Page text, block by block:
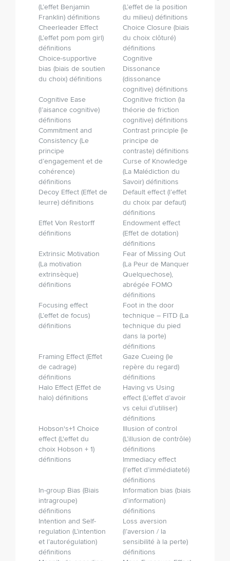
(L’effet Benjamin
Franklin) définitions
(L’effet de la position
du milieu) définitions
Cheerleader Effect
(L’effet pom pom girl)
définitions
Choice Closure (biais
du choix clôturé)
définitions
Choice-supportive
bias (biais de soutien
du choix) définitions
Cognitive
Dissonance
(dissonance
cognitive) définitions
Cognitive Ease
(l’aisance cognitive)
définitions
Cognitive friction (la
théorie de friction
cognitive) définitions
Commitment and
Consistency (Le
principe
d’engagement et de
cohérence)
définitions
Contrast principle (le
principe de
contraste) définitions
Curse of Knowledge
(La Malédiction du
Savoir) définitions
Decoy Effect (Effet de
leurre) définitions
Default effect (l’effet
du choix par defaut)
définitions
Effet Von Restorff
définitions
Endowment effect
(Effet de dotation)
définitions
Extrinsic Motivation
(La motivation
extrinsèque)
définitions
Fear of Missing Out
(La Peur de Manquer
Quelque­chose),
abrégée FOMO
définitions
Focusing effect
(L’effet de focus)
définitions
Foot in the door
technique – FITD (La
technique du pied
dans la porte)
définitions
Framing Effect (Effet
de cadrage)
définitions
Gaze Cueing (le
repère du regard)
définitions
Halo Effect (Effet de
halo) définitions
Having vs Using
effect (L’effet d’avoir
vs celui d’utiliser)
définitions
Hobson's+1 Choice
effect (L'effet du
choix Hobson + 1)
définitions
Illusion of control
(L’illusion de contrôle)
définitions
Immediacy effect
(l’effet d’immédiateté)
définitions
In-group Bias (Biais
intragroupe)
définitions
Information bias (biais
d’information)
définitions
Intention and Self-
regulation (L’intention
et l’autorégulation)
définitions
Loss aversion
(l’aversion / la
sensibilité à la perte)
définitions